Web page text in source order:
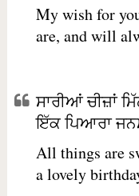
My wish for
are, and will
ਸਾਰੀਆਂ ਚੀਜ਼ਾਂ
ਇੱਕ ਪਿਆਰਾ
All things are
a lovely